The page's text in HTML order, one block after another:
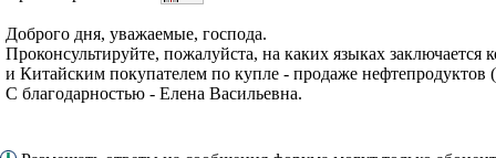
Доброго дня, уважаемые, господа.
Проконсультируйте, пожалуйста, на каких языках
и Китайским покупателем по купле - продаже нефтепродуктов
С благодарностью - Елена Васильевна.